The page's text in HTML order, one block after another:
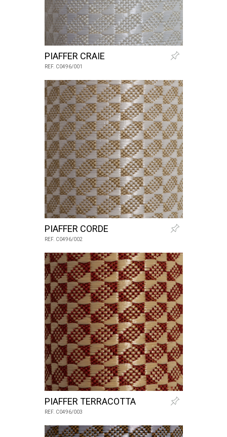
PIAFFER CRAIE
REF. C0496/001
PIAFFER CORDE
REF. C0496/002
PIAFFER TERRACOTTA
REF. C0496/003